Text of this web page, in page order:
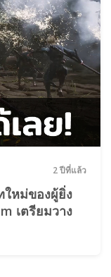
2 ปีที่แล้ว
หม่ของผู้ยิ่ง
เตรียมวาง